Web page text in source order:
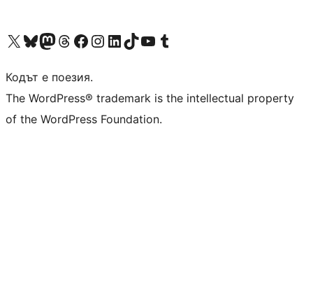
Visit our X (formerly Twitter) account
Visit our Bluesky account
Visit our Mastodon account
Visit our Threads account
Посетете нашата страница във Facebook
Посетете нашия профил в Instagram
Посетете нашия профил в LinkedIn
Visit our TikTok account
Visit our YouTube channel
Visit our Tumblr account
Кодът е поезия.
The WordPress® trademark is the intellectual property
of the WordPress Foundation.